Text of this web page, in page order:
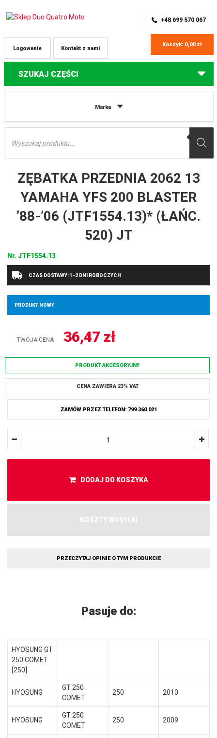
+48 699 570 067
Kontakt z nami
Logowanie
Koszyk: 0,00 zł
SZUKAJ CZĘŚCI
Marka
Wyszukiwarka
Części do quadów Yamaha
ZĘBATKA PRZEDNIA 2062 13
YAMAHA YFS 200 BLASTER
’88-’06 (JTF1554.13)* (ŁAŃC.
520) JT
Nr.JTF1554.13
CZAS DOSTAWY: 1-2 DNI ROBOCZYCH
PRODUKT NOWY
TWOJA CENA 36,47 zł
PRODUKT AKCESORYJNY
CENA ZAWIERA 23% VAT
ZAMÓW PRZEZ TELEFON: 799 360 021
DODAJ DO KOSZYKA
KOSZTY WYSYŁKI
PRZECZYTAJ OPINIE O TYM PRODUKCIE
Pasuje do:
HYOSUNG GT
250 COMET
[250]
HYOSUNG
GT 250
COMET
250 2010
HYOSUNG
GT 250
COMET
250 2009